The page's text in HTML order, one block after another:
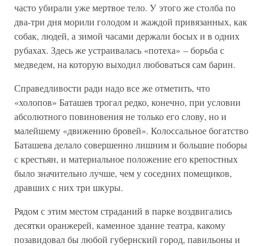
часто убирали уже мертвое тело. У этого же столба по
два-три дня морили голодом и жаждой привязанных, как
собак, людей, а зимой часами держали босых и в одних
рубахах. Здесь же устраивалась «потеха» – борьба с
медведем, на которую выходил любоваться сам барин.
Справедливости ради надо все же отметить, что
«холопов» Баташев трогал редко, конечно, при условии
абсолютного повиновения не только его слову, но и
малейшему «движению бровей». Колоссальное богатство
Баташева делало совершенно лишним и большие поборы
с крестьян, и материальное положение его крепостных
было значительно лучше, чем у соседних помещиков,
дравших с них три шкуры.
Рядом с этим местом страданий в парке воздвигались
десятки оранжерей, каменное здание театра, какому
позавидовал бы любой губернский город, павильоны и